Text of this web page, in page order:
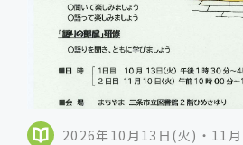
2026年10月13日(火)・11